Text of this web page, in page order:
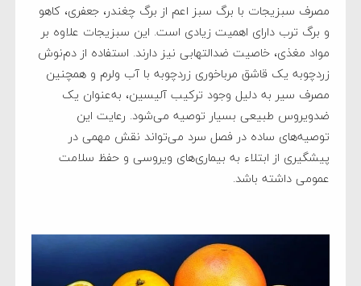
مصرف سبزیجات با برگ سبز اعم از برگ چغندر، جعفری، کاهو
و برگ ترب دارای اهمیت زیادی است. این سبزیجات علاوه بر
مواد مغذی، خاصیت ضدالتهابی نیز دارند. استفاده از دم‌نوش
زردچوبه یک قاشق مرباخوری زردچوبه با آب ولرم و همچنین
مصرف سیر به دلیل وجود ترکیب آلیسین، به‌عنوان یک
ضدویروس طبیعی بسیار توصیه می‌شود. رعایت این
توصیه‌های ساده در فصل سرد می‌تواند نقش مهمی در
پیشگیری از ابتلاء به بیماری‌های ویروسی و حفظ سلامت
عمومی داشته باشد.